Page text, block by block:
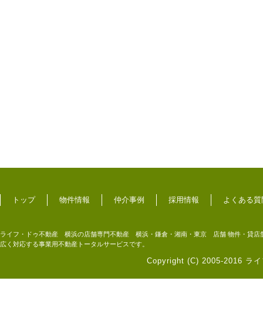
トップ 物件情報 仲介事例 採用情報 よくある質
ライフ・ドゥ不動産 横浜の店舗専門不動産 横浜・鎌倉・湘南・東京 店舗 物件・貸店
広く対応する事業用不動産トータルサービスです。
Copyright (C) 2005-2016 ラ